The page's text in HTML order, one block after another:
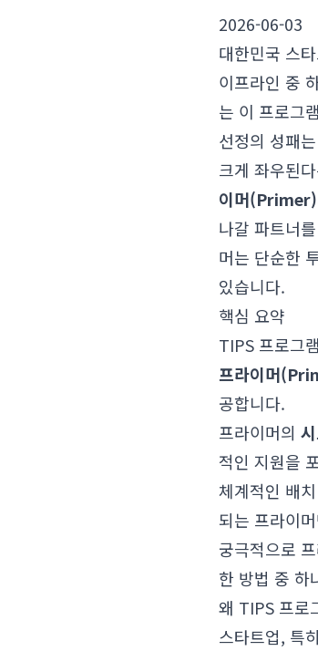
2026-06-03
대한민국 스
이프라인 중
는 이 프로그
선정의 성패
크게 좌우된
이머(Primer)
나갈 파트너
머는 단순한
있습니다.
핵심 요약
TIPS 프로그
프라이머
공합니다.
프라이머의
적인 지원을
체계적인 배
되는 프라이
궁극적으로
한 방법 중 하
왜 TIPS 프로
스타트업, 특